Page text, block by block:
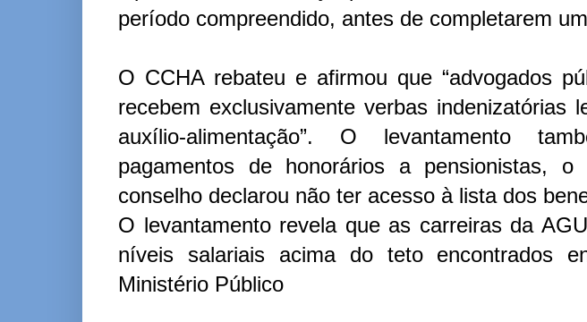
período compreendido, antes de completarem
O CCHA rebateu e afirmou que “advogados
recebem exclusivamente verbas indenizatórias
auxílio-alimentação”. O levantamento
pagamentos de honorários a pensionistas,
conselho declarou não ter acesso à lista dos
O levantamento revela que as carreiras da
níveis salariais acima do teto encontrados
Ministério Público